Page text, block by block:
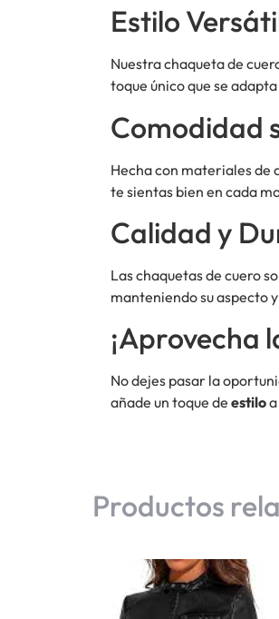
Estilo
Nuestra chaqueta de
toque único que se
Comodidad
Hecha con materiales de
te sientas bien en cada
Calidad y
Las chaquetas de cuero
manteniendo su aspecto y
¡Aprovecha
No dejes pasar la
añade un toque de estilo
Productos